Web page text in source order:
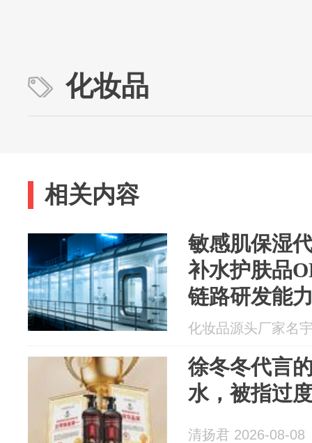
化妆品
相关内容
敏感肌保湿
补水护肤品
链路研发能
化妆品源头厂家名
徐冬冬代言
水，被指过
清扬君 2026-08-08